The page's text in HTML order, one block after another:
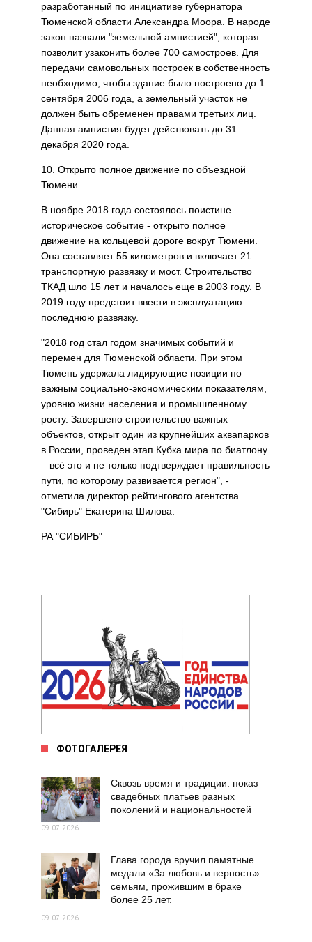
разработанный по инициативе губернатора
Тюменской области Александра Моора. В народе
закон назвали "земельной амнистией", которая
позволит узаконить более 700 самостроев. Для
передачи самовольных построек в собственность
необходимо, чтобы здание было построено до 1
сентября 2006 года, а земельный участок не
должен быть обременен правами третьих лиц.
Данная амнистия будет действовать до 31
декабря 2020 года.
10. Открыто полное движение по объездной
Тюмени
В ноябре 2018 года состоялось поистине
историческое событие - открыто полное
движение на кольцевой дороге вокруг Тюмени.
Она составляет 55 километров и включает 21
транспортную развязку и мост. Строительство
ТКАД шло 15 лет и началось еще в 2003 году. В
2019 году предстоит ввести в эксплуатацию
последнюю развязку.
"2018 год стал годом значимых событий и
перемен для Тюменской области. При этом
Тюмень удержала лидирующие позиции по
важным социально-экономическим показателям,
уровню жизни населения и промышленному
росту. Завершено строительство важных
объектов, открыт один из крупнейших аквапарков
в России, проведен этап Кубка мира по биатлону
– всё это и не только подтверждает правильность
пути, по которому развивается регион", -
отметила директор рейтингового агентства
"Сибирь" Екатерина Шилова.
РА "СИБИРЬ"
ФОТОГАЛЕРЕЯ
Сквозь время и традиции: показ
свадебных платьев разных
поколений и национальностей
09.07.2026
Глава города вручил памятные
медали «За любовь и верность»
семьям, прожившим в браке
более 25 лет.
09.07.2026